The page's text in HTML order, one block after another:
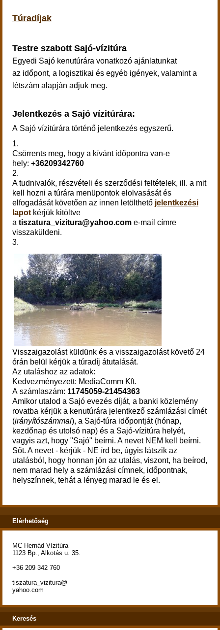
Túradíjak
Testre szabott Sajó-vízitúra
Egyedi Sajó kenutúrára vonatkozó ajánlatunkat
az időpont, a logisztikai és egyéb igények, valamint a
létszám alapján adjuk meg.
Jelentkezés a Sajó vízitúrára:
A Sajó vízitúrára történő jelentkezés egyszerű.
1.
Csörrents meg, hogy a kívánt időpontra van-e
hely: +36209342760
2.
A tudnivalók, részvételi és szerződési feltételek, ill. a mit
kell hozni a túrára menüpontok elolvasását és
elfogadását követően az innen letölthető jelentkezési
lapot kérjük kitöltve
a tiszatura_vizitura@yahoo.com e-mail címre
visszaküldeni.
3.
Visszaigazolást küldünk és a visszaigazolást követő 24
órán belül
kérjük a túradíj átutalását.
Az utaláshoz az adatok:
Kedvezményezett: MediaComm Kft.
A számlaszám: 11745059-21454363
Amikor utalod a Sajó evezés díját, a banki közlemény
rovatba kérjük a kenutúrára jelentkező számlázási címét
(irányítószámmal), a Sajó-túra időpontját (hónap,
kezdőnap és utolsó nap) és a Sajó-vízitúra helyét,
vagyis azt, hogy "Sajó" beírni. A nevet NEM kell beírni.
Sőt. A nevet - kérjük - NE írd be, úgyis látszik az
utalásból, hogy honnan jön az utalás, viszont, ha beírod,
nem marad hely a számlázási címnek, időpontnak,
helyszínnek, tehát a lényeg marad le és el.
Elérhetőség
MC Hernád Vízitúra
1123 Bp., Alkotás u. 35.
+36 209 342 760
tiszatura_vizitura@
yahoo.com
Keresés